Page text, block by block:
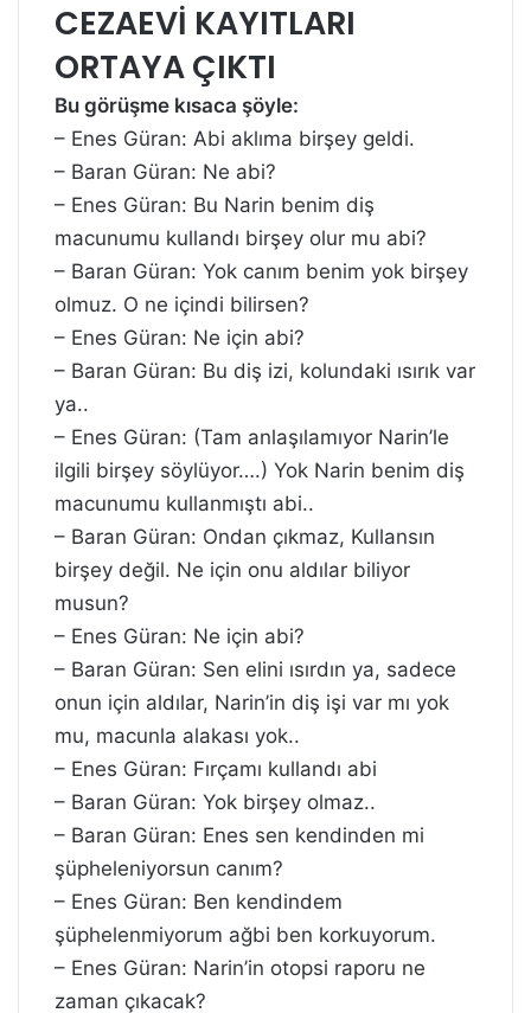
CEZAEVİ KAYITLARI
ORTAYA ÇIKTI
Bu görüşme kısaca şöyle:
– Enes Güran: Abi aklıma birşey geldi.
– Baran Güran: Ne abi?
– Enes Güran: Bu Narin benim diş
macunumu kullandı birşey olur mu abi?
– Baran Güran: Yok canım benim yok birşey
olmuz. O ne içindi bilirsen?
– Enes Güran: Ne için abi?
– Baran Güran: Bu diş izi, kolundaki ısırık var
ya..
– Enes Güran: (Tam anlaşılamıyor Narin’le
ilgili birşey söylüyor….) Yok Narin benim diş
macunumu kullanmıştı abi..
– Baran Güran: Ondan çıkmaz, Kullansın
birşey değil. Ne için onu aldılar biliyor
musun?
– Enes Güran: Ne için abi?
– Baran Güran: Sen elini ısırdın ya, sadece
onun için aldılar, Narin’in diş işi var mı yok
mu, macunla alakası yok..
– Enes Güran: Fırçamı kullandı abi
– Baran Güran: Yok birşey olmaz..
– Baran Güran: Enes sen kendinden mi
şüpheleniyorsun canım?
– Enes Güran: Ben kendindem
şüphelenmiyorum ağbi ben korkuyorum.
– Enes Güran: Narin’in otopsi raporu ne
zaman çıkacak?